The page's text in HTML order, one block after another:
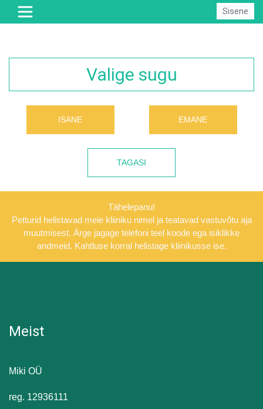
Sisene
Valige sugu
ISANE EMANE
TAGASI
Tähelepanu!
Petturid helistavad meie kliiniku nimel ja teatavad vastuvõtu aja
muutmisest. Ärge jagage telefoni teel koode ega isiklikke
andmeid. Kahtluse korral helistage kliinikusse ise.
Meist
Miki OÜ
reg. 12936111